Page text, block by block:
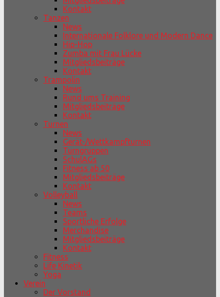
Kontakt
Tanzen
News
Internationale Folklore und Modern Dance
Hip-Hop
Zumba mit Frau Lücke
Mitgliedsbeiträge
Kontakt
Trampolin
News
Rund ums Training
Mitgliedsbeiträge
Kontakt
Turnen
News
Gerät-/Wettkampfturnen
Turngruppen
SchulAGs
Fitness ab 50
Mitgliedsbeiträge
Kontakt
Volleyball
News
Teams
Sportliche Erfolge
Merchandise
Mitgliedsbeiträge
Kontakt
Fitness
Life Kinetik
Yoga
Verein
Der Vorstand